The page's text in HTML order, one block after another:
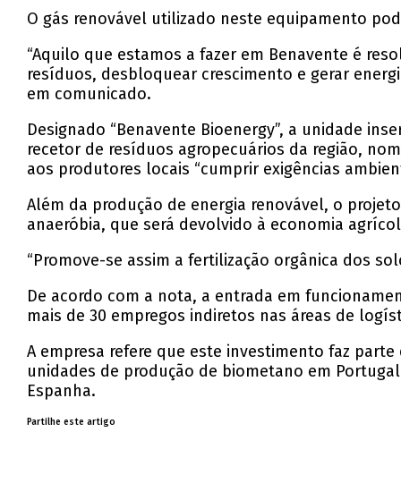
O gás renovável utilizado neste equipamento
“Aquilo que estamos a fazer em Benavente é
resíduos, desbloquear crescimento e gerar
em comunicado.
Designado “Benavente Bioenergy”, a unidade
recetor de resíduos agropecuários da região,
aos produtores locais “cumprir exigências
Além da produção de energia renovável, o
anaeróbia, que será devolvido à economia
“Promove-se assim a fertilização orgânica dos
De acordo com a nota, a entrada em
mais de 30 empregos indiretos nas áreas de
A empresa refere que este investimento faz
unidades de produção de biometano em
Espanha.
Partilhe este artigo